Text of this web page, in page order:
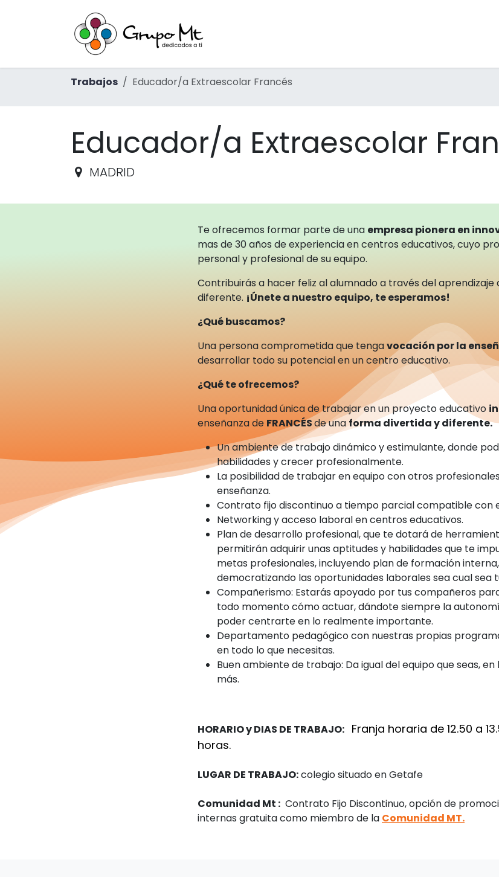
Trabajos Educador/a Extraescolar Francés
Educador/a Extraescolar
MADRID
Te ofrecemos formar parte de una empresa pionera en
mas de 30 años de experiencia en centros educativos, cuyo
personal y profesional de su equipo.
Contribuirás a hacer feliz al alumnado a través del
diferente. ¡Únete a nuestro equipo, te esperamos!
¿Qué buscamos?
Una persona comprometida que tengavocación por la
desarrollar todo su potencial en un centro educativo.
¿Qué te ofrecemos?
Una oportunidad única de trabajar en un proyecto educativo
enseñanza de FRANCÉSde una forma divertida y diferente.
Un ambiente de trabajo dinámico y estimulante, donde
habilidades y crecer profesionalmente.
La posibilidad de trabajar en equipo con otros
enseñanza.
Contrato fijo discontinuo a tiempo parcial compatible con
Networking y acceso laboral en centros educativos.
Plan de desarrollo profesional, que te dotará de
permitirán adquirir unas aptitudes y habilidades que te
metas profesionales, incluyendo plan de formación
democratizando las oportunidades laborales sea cual sea
Compañerismo: Estarás apoyado por tus compañeros
todo momento cómo actuar, dándote siempre la
poder centrarte en lo realmente importante.
Departamento pedagógico con nuestras propias
en todo lo que necesitas.
Buen ambiente de trabajo: Da igual del equipo que seas,
más.
HORARIO y DIAS DE TRABAJO: Franja horaria de 12.50 a
horas.
LUGAR DE TRABAJO:colegio situado en Getafe
Comunidad Mt : Contrato Fijo Discontinuo, opción de
internas gratuita como miembro de la Comunidad MT.